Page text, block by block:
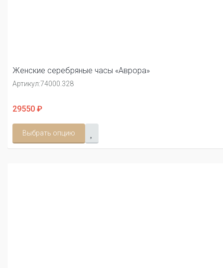
Женские серебряные часы «Аврора»
Артикул:74000.328
29550 ₽
Выбрать опцию